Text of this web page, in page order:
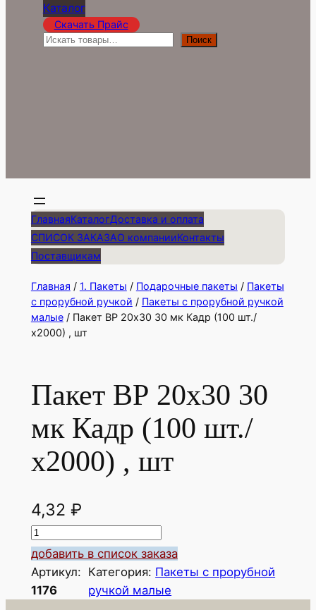
Каталог
Скачать Прайс
П
Поиск
ГлавнаяКаталогДоставка и оплата
СПИСОК ЗАКАЗАО компанииКонтакты
Поставщикам
Главная / 1. Пакеты / Подарочные пакеты / Пакеты
с прорубной ручкой / Пакеты с прорубной ручкой
малые/ Пакет ВР 20х30 30 мк Кадр (100 шт./
х2000) , шт
Пакет ВР 20х30 30
мк Кадр (100 шт./
х2000) , шт
4,32 ₽
К
о
л
и
добавить в список заказа
Артикул:
1176
Категория: Пакеты с прорубной
ручкой малые